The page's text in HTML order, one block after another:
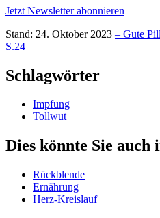
Jetzt Newsletter abonnieren
Stand: 24. Oktober 2023 – Gute
S.24
Schlagwörter
Impfung
Tollwut
Dies könnte Sie auch
Rückblende
Ernährung
Herz-Kreislauf